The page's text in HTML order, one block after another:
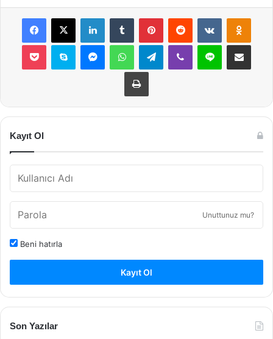
Facebook
X LinkedInTumblr PinterestReddit VKontakte
Pocket Skype MessengerWhatsAppTelegramViber Line E-Posta ile
Yazdır
Kayıt Ol
Unuttunuz mu?
Beni hatırla
Kayıt Ol
Son Yazılar